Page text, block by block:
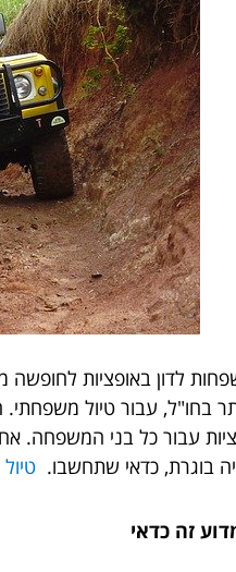
לדון באופציות
בחו"ל, עבור טיול
עבור כל בני המשפחה.
בוגרת, כדאי שתחשבו.
זה כדאי